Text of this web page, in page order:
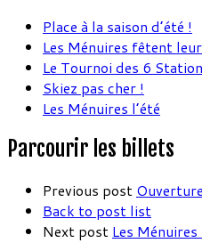
Place à la saison d’été !
Les Ménuires fêtent
Le Tournoi des 6
Skiez pas cher !
Les Ménuires l’été
Parcourir les billets
Previous post
Back to post list
Next post Les Ménuires